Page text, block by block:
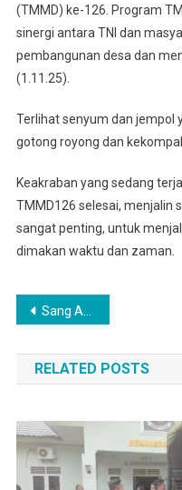
(TMMD) ke-126. Program
sinergi antara TNI dan
pembangunan desa dan
(1.11.25).
Terlihat senyum dan jempol
gotong royong dan
Keakraban yang sedang
TMMD126 selesai, menjalin
sangat penting, untuk
dimakan waktu dan zaman.
Navigasi
pos
Sang Aktivis Aan Dan Urai, Hadiri Gerakan Solidaritas Sosial Aktivis 98 Sumut
RELATED POSTS